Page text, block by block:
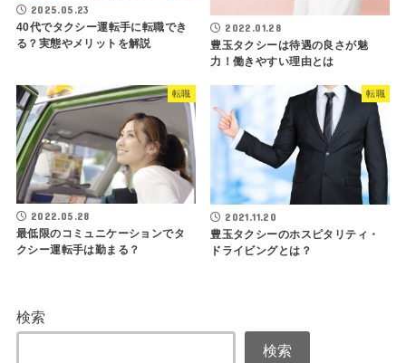
2025.05.23
40代でタクシー運転手に転職でき
る？実態やメリットを解説
2022.01.28
豊玉タクシーは待遇の良さが魅
力！働きやすい理由とは
転職
2022.05.28
最低限のコミュニケーションでタ
クシー運転手は勤まる？
転職
2021.11.20
豊玉タクシーのホスピタリティ・
ドライビングとは？
検索
検索